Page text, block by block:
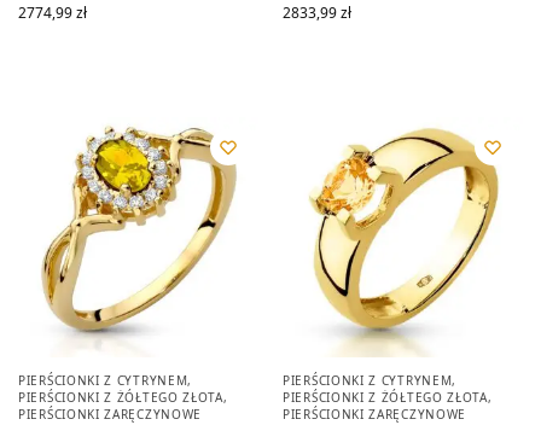
2774,99zł 2833,99zł
PIERŚCIONKI Z CYTRYNEM,
PIERŚCIONKI Z ŻÓŁTEGO ZŁOTA,
PIERŚCIONKI ZARĘCZYNOWE
PIERŚCIONKI Z CYTRYNEM,
PIERŚCIONKI Z ŻÓŁTEGO ZŁOTA,
PIERŚCIONKI ZARĘCZYNOWE